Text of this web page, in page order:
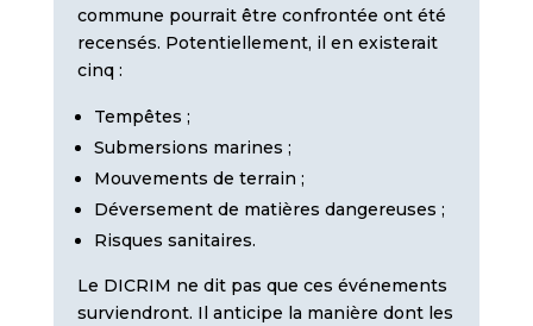
commune pourrait être confrontée ont été
recensés. Potentiellement, il en existerait
cinq :
Tempêtes ;
Submersions marines ;
Mouvements de terrain ;
Déversement de matières dangereuses ;
Risques sanitaires.
Le DICRIM ne dit pas que ces événements
surviendront. Il anticipe la manière dont les